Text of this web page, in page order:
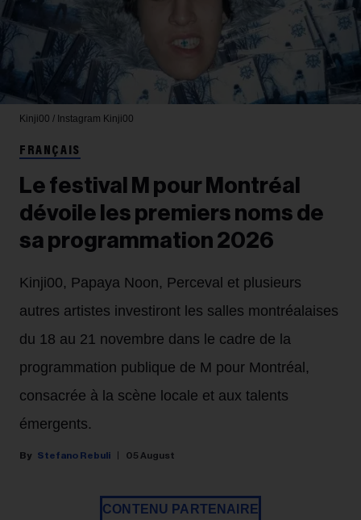
Kinji00 / Instagram Kinji00
FRANÇAIS
Le festival M pour Montréal
dévoile les premiers noms de
sa programmation 2026
Kinji00, Papaya Noon, Perceval et plusieurs
autres artistes investiront les salles montréalaises
du 18 au 21 novembre dans le cadre de la
programmation publique de M pour Montréal,
consacrée à la scène locale et aux talents
émergents.
Stefano Rebuli 05 August
CONTENU PARTENAIRE